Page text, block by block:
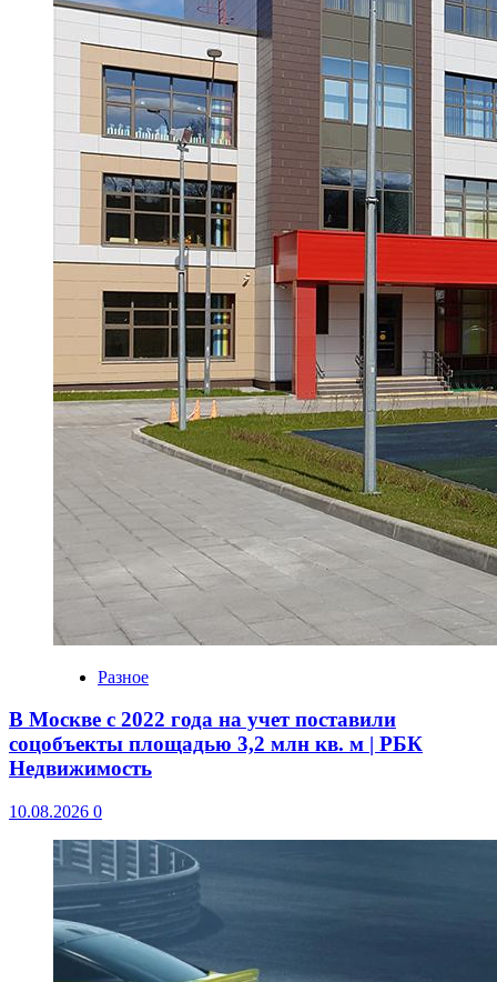
Разное
В Москве с 2022 года на учет поставили
соцобъекты площадью 3,2 млн кв. м | РБК
Недвижимость
10.08.2026 0